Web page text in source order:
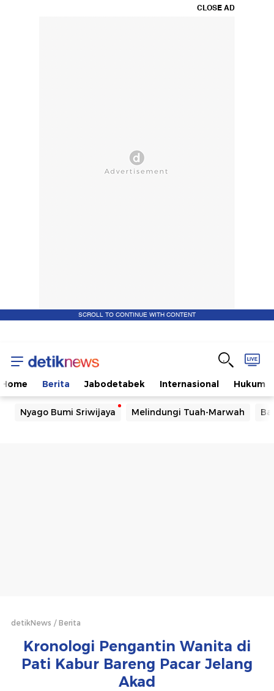
CLOSE AD
SCROLL TO CONTINUE WITH CONTENT
Home Berita Jabodetabek Internasional Hukum
Nyago Bumi Sriwijaya Melindungi Tuah-Marwah
detikNews Berita
Kronologi Pengantin Wanita di
Pati Kabur Bareng Pacar Jelang
Akad